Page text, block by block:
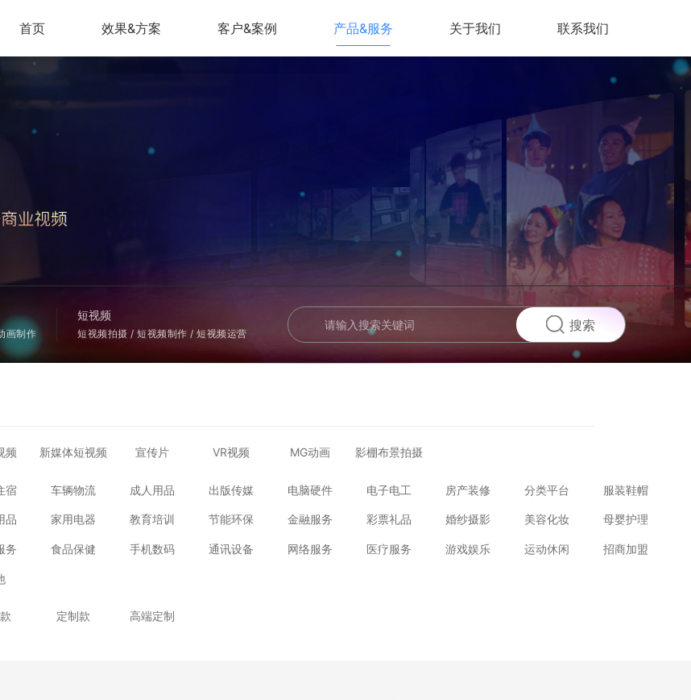
首页 效果&方案 客户&案例 产品&服务 关于我们 联系我们
画制作
短视频
短视频拍摄 / 短视频制作 / 短视频运营
搜索
频 新媒体短视频 宣传片 VR视频 MG动画 影棚布景拍摄
宿 车辆物流 成人用品 出版传媒 电脑硬件 电子电工 房产装修 分类平台 服装鞋帽
品 家用电器 教育培训 节能环保 金融服务 彩票礼品 婚纱摄影 美容化妆 母婴护理
务 食品保健 手机数码 通讯设备 网络服务 医疗服务 游戏娱乐 运动休闲 招商加盟
定制款 高端定制